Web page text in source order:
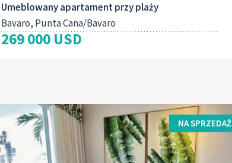
Umeblowany apartament przy plaży
Bavaro, Punta Cana/Bavaro
269 000 USD
NA SPRZEDAŻ